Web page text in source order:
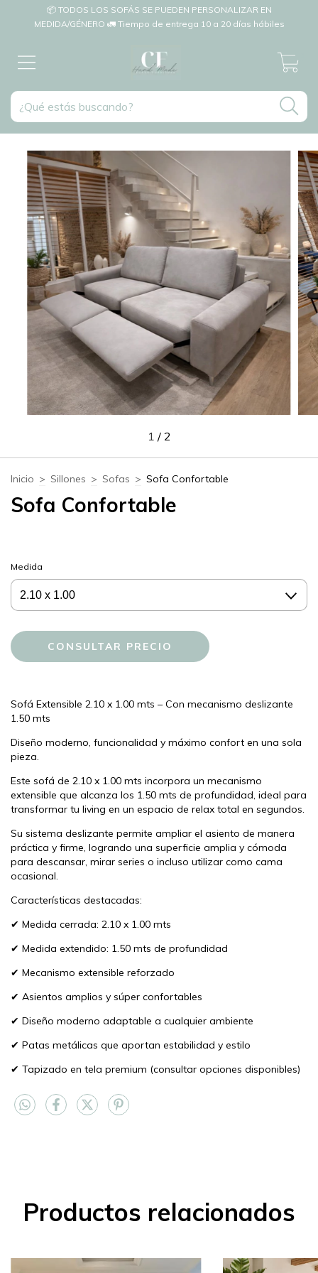
📦 TODOS LOS SOFÁS SE PUEDEN PERSONALIZAR EN
MEDIDA/GÉNERO 🚛 Tiempo de entrega 10 a 20 días hábiles
1 / 2
Inicio > Sillones > Sofas > Sofa Confortable
Sofa Confortable
Medida
Sofá Extensible 2.10 x 1.00 mts – Con mecanismo deslizante
1.50 mts
Diseño moderno, funcionalidad y máximo confort en una sola
pieza.
Este sofá de 2.10 x 1.00 mts incorpora un mecanismo
extensible que alcanza los 1.50 mts de profundidad, ideal para
transformar tu living en un espacio de relax total en segundos.
Su sistema deslizante permite ampliar el asiento de manera
práctica y firme, logrando una superficie amplia y cómoda
para descansar, mirar series o incluso utilizar como cama
ocasional.
Características destacadas:
✔ Medida cerrada: 2.10 x 1.00 mts
✔ Medida extendido: 1.50 mts de profundidad
✔ Mecanismo extensible reforzado
✔ Asientos amplios y súper confortables
✔ Diseño moderno adaptable a cualquier ambiente
✔ Patas metálicas que aportan estabilidad y estilo
✔ Tapizado en tela premium (consultar opciones disponibles)
Productos relacionados